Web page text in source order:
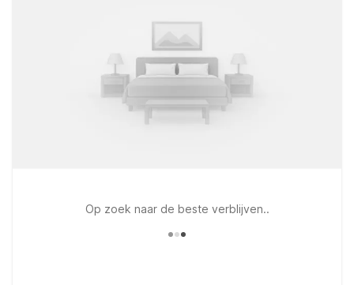
Op zoek naar de beste verblijven..